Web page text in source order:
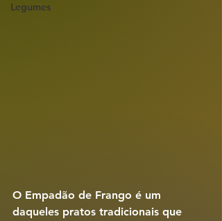
Legumes
O Empadão de Frango é um
daqueles pratos tradicionais que